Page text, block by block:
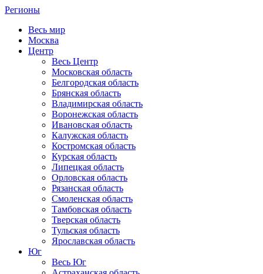
Регионы
Весь мир
Москва
Центр
Весь Центр
Московская область
Белгородская область
Брянская область
Владимирская область
Воронежская область
Ивановская область
Калужская область
Костромская область
Курская область
Липецкая область
Орловская область
Рязанская область
Смоленская область
Тамбовская область
Тверская область
Тульская область
Ярославская область
Юг
Весь Юг